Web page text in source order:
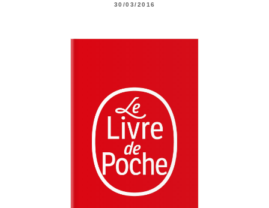
30/03/2016